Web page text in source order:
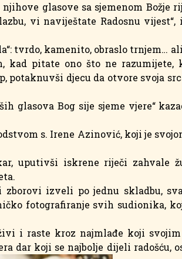
glasove sa sjemenom Božje
vi naviještate Radosnu vijest“,
tvrdo, kamenito, obraslo trnjem…
kad pitate ono što ne razumijete,
potaknuvši djecu da otvore svoja
glasova Bog sije sjeme vjere“
s. Irene Azinović, koji je
uputivši iskrene riječi zahvale
izveli po jednu skladbu,
fotografiranje svih sudionika,
i raste kroz najmlađe koji svojim
dar koji se najbolje dijeli radošću,